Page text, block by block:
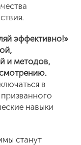
эффективно!»
и методов,
в
навыки
станут